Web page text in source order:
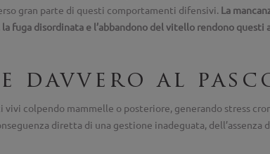
gran parte di questi comportamenti difensivi. La
la fuga disordinata e l’abbandono del vitello rendono questi
davvero al
colpendo mammelle o posteriore, generando stress
diretta di una gestione inadeguata, dell’assenza